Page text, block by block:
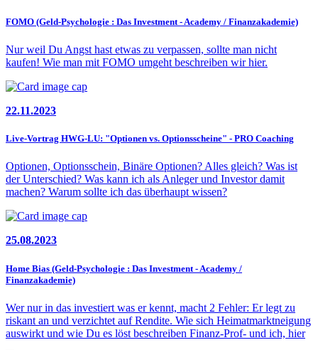
FOMO (Geld-Psychologie : Das Investment - Academy / Finanzakademie)
Nur weil Du Angst hast etwas zu verpassen, sollte man nicht
kaufen! Wie man mit FOMO umgeht beschreiben wir hier.
22.11.2023
Live-Vortrag HWG-LU: "Optionen vs. Optionsscheine" - PRO Coaching
Optionen, Optionsschein, Binäre Optionen? Alles gleich? Was ist
der Unterschied? Was kann ich als Anleger und Investor damit
machen? Warum sollte ich das überhaupt wissen?
25.08.2023
Home Bias (Geld-Psychologie : Das Investment - Academy /
Finanzakademie)
Wer nur in das investiert was er kennt, macht 2 Fehler: Er legt zu
riskant an und verzichtet auf Rendite. Wie sich Heimatmarktneigung
auswirkt und wie Du es löst beschreiben Finanz-Prof- und ich, hier